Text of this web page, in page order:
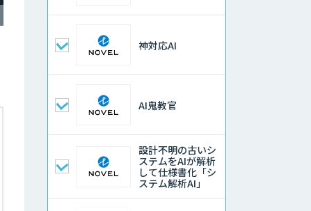
神対応AI
AI鬼教官
設計不明の古いシ
ステムをAIが解析
して仕様書化「シ
ステム解析AI」